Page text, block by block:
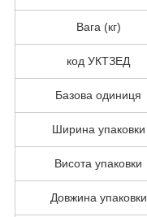
Вага (кг)
код УКТЗЕД
Базова одиниця
Ширина упаковки
Висота упаковки
Довжина упаковки